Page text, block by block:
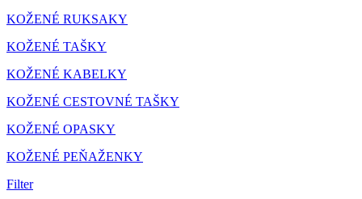
KOŽENÉ RUKSAKY
KOŽENÉ TAŠKY
KOŽENÉ KABELKY
KOŽENÉ CESTOVNÉ TAŠKY
KOŽENÉ OPASKY
KOŽENÉ PEŇAŽENKY
Filter